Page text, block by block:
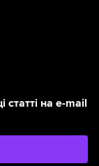
на e-mail